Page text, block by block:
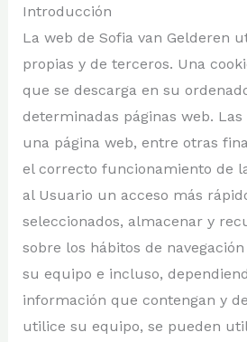
Introducción
La web de Sofia van Gelderen
propias y de terceros. Una
que se descarga en su
determinadas páginas web.
una página web, entre otras
el correcto funcionamiento de
al Usuario un acceso más
seleccionados, almacenar y
sobre los hábitos de
su equipo e incluso,
información que contengan y
utilice su equipo, se pueden